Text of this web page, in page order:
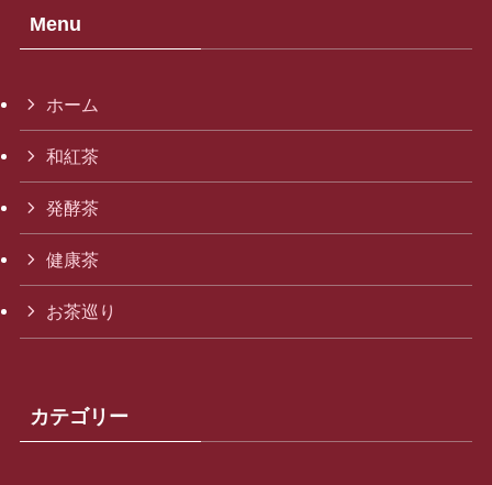
Menu
ホーム
和紅茶
発酵茶
健康茶
お茶巡り
カテゴリー